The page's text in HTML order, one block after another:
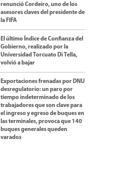
renunció Cordeiro, uno de los
asesores claves del presidente de
la FIFA
El último Índice de Confianza del
Gobierno, realizado por la
Universidad Torcuato Di Tella,
volvió a bajar
Exportaciones frenadas por DNU
desregulatorio: un paro por
tiempo indeterminado de los
trabajadores que son clave para
el ingreso y egreso de buques en
las terminales, provoca que 140
buques generales queden
varados